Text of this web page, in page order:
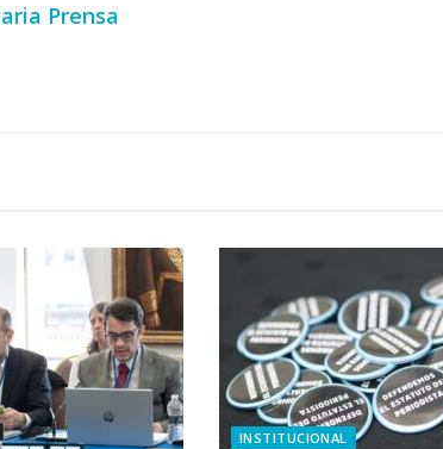
Prensa
INSTITUCIONAL